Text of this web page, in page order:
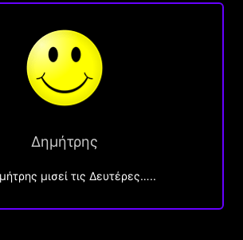
Δημήτρης
μισεί τις Δευτέρες…..